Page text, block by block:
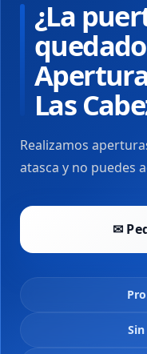
¿La
Las
Realizamos
atasca y no puedes
✉